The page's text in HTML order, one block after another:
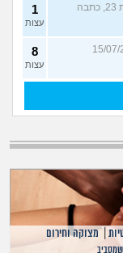
(מירי, בת 23, כתבה
1
עצות
בן 28, כתב ב-15/07/26
8
עצות
|מצוקה וחירום